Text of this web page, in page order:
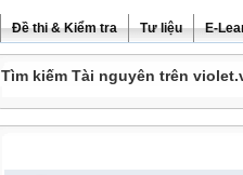
Đề thi & Kiểm tra Tư liệu E-
Tìm kiếm Tài nguyên trên